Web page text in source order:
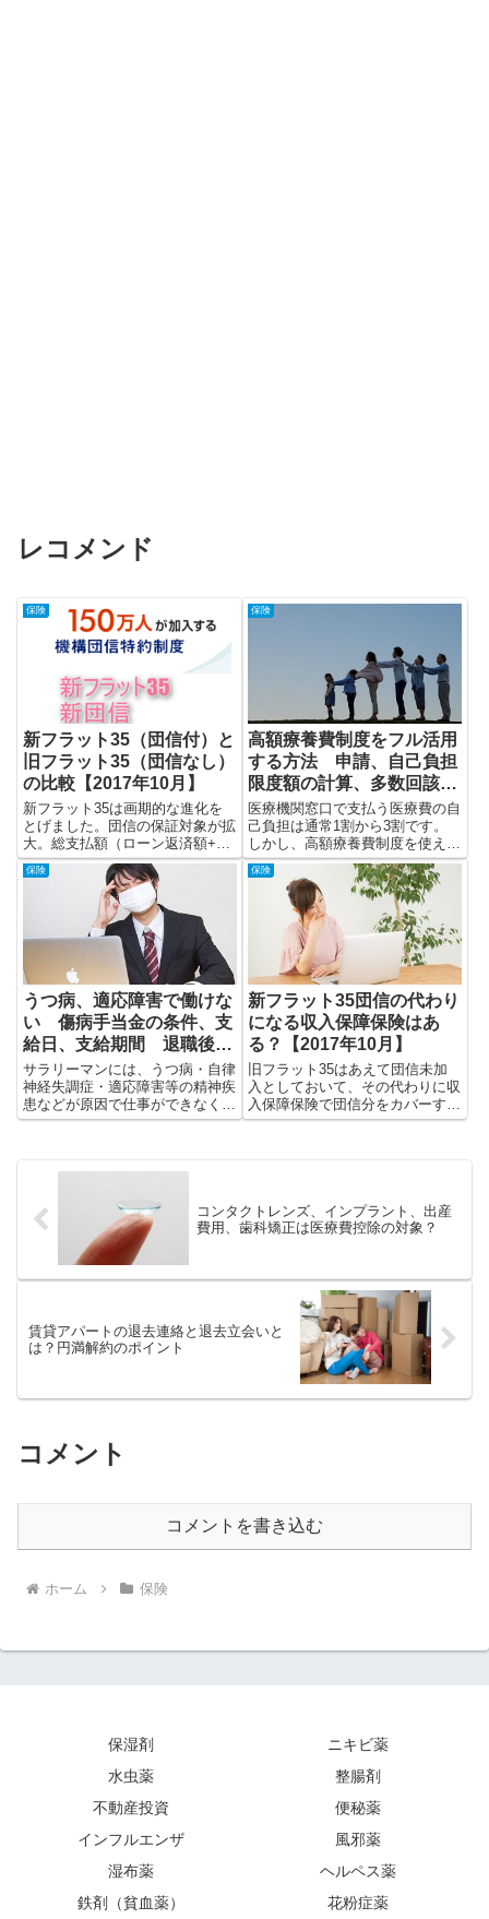
レコメンド
保険
新フラット35（団信付）と
旧フラット35（団信なし）
の比較【2017年10月】
新フラット35は画期的な進化を
とげました。団信の保証対象が拡
大。総支払額（ローン返済額+団
信保険料）の軽減。旧フラット
35と比較しながら、新フラット
35の魅力にせまります。
保険
高額療養費制度をフル活用
する方法 申請、自己負担
限度額の計算、多数回該
当、合算、貸付
医療機関窓口で支払う医療費の自
己負担は通常1割から3割です。
しかし、高額療養費制度を使えば
医療負担を減らしてくれます。高
額療養費制度では自己負担の上限
が設定されるからです。
保険
うつ病、適応障害で働けな
い 傷病手当金の条件、支
給日、支給期間 退職後
は？
サラリーマンには、うつ病・自律
神経失調症・適応障害等の精神疾
患などが原因で仕事ができなくな
ったときや、入院等で十分な収入
保険
新フラット35団信の代わり
になる収入保障保険はあ
る？【2017年10月】
旧フラット35はあえて団信未加
入としておいて、その代わりに収
入保障保険で団信分をカバーする
裏ワザが有効でした。2017年10
コンタクトレンズ、インプラント、出産
費用、歯科矯正は医療費控除の対象？
賃貸アパートの退去連絡と退去立会いと
は？円満解約のポイント
コメント
コメントを書き込む
ホーム 保険
保湿剤
ニキビ薬
水虫薬
整腸剤
不動産投資
便秘薬
インフルエンザ
風邪薬
湿布薬
ヘルペス薬
鉄剤（貧血薬）
花粉症薬